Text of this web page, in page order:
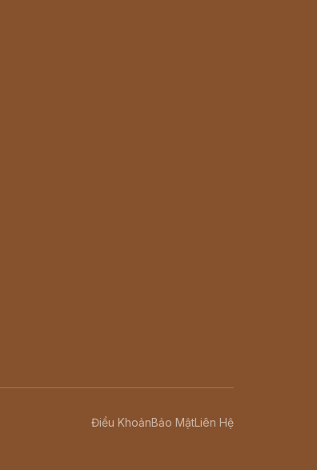
Điều KhoảnBảo MậtLiên Hệ